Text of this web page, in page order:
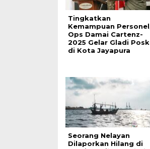
Tingkatkan
Kemampuan
Ops Damai Cartenz-
2025 Gelar Gladi
di Kota Jayapura
Seorang Nelayan
Dilaporkan Hilang di